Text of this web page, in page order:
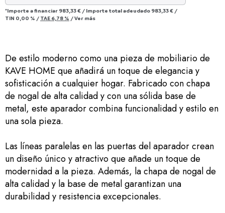
*Importe a financiar 983,33 € / Importe total adeudado 983,33 € /
TIN 0,00 % / TAE 6,78 % /Ver más
De estilo moderno como una pieza de mobiliario de
KAVE HOME que añadirá un toque de elegancia y
sofisticación a cualquier hogar. Fabricado con chapa
de nogal de alta calidad y con una sólida base de
metal, este aparador combina funcionalidad y estilo en
una sola pieza.
Las líneas paralelas en las puertas del aparador crean
un diseño único y atractivo que añade un toque de
modernidad a la pieza. Además, la chapa de nogal de
alta calidad y la base de metal garantizan una
durabilidad y resistencia excepcionales.